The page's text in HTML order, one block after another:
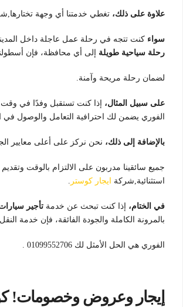
علاوة على ذلك، تغطي خدمتنا أي وجهة
سواء كنت تتجه في رحلة عمل عاجلة داخل
رحلة سياحية طويلة إلى أي محافظة، فإن
لضمان رحلة مريحة وآمنة.
على سبيل المثال، إذا كنت تستقبل وفدًا في وقت
الفوري يضمن لك احترافية التعامل والوصول في
بالإضافة إلى ذلك، نحن نركز على أعلى معايير
جميع سائقينا مدربون على الالتزام بالوقت
استثنائية,شركة
ايجار كوستر .
في الختام، إذا كنت تبحث عن خدمة تأجير
بالمرونة الكاملة والجودة الفائقة، فإن خدمة
الفوري هي الحل الأمثل لك 01099552706 .
إيجار وعروض وخصومات!